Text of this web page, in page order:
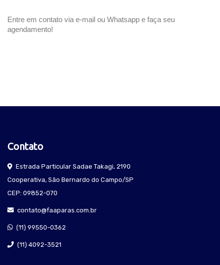
Entre em contato via e-mail ou Whatsapp e faça seu
agendamento!
Contato
Estrada Particular Sadae Takagi, 2190
Cooperativa, São Bernardo do Campo/SP
CEP: 09852-070
contato@faaparas.com.br
(11) 99550-0362
(11) 4092-3521